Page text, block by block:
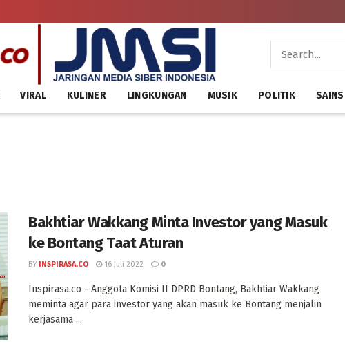
VIRAL KULINER LINGKUNGAN MUSIK POLITIK SAINS
Bakhtiar Wakkang Minta Investor yang Masuk
ke Bontang Taat Aturan
BY INSPIRASA.CO 16 Juli 2022 0
Inspirasa.co - Anggota Komisi II DPRD Bontang, Bakhtiar Wakkang
meminta agar para investor yang akan masuk ke Bontang menjalin
kerjasama ...